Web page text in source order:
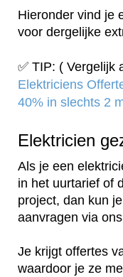
Hieronder vind je
voor dergelijke
✅ TIP: ( Vergelijk
Elektriciens
40% in slechts 2
Elektricien
Als je een
in het uurtarief of
project, dan kun
aanvragen via
Je krijgt offertes
waardoor je ze